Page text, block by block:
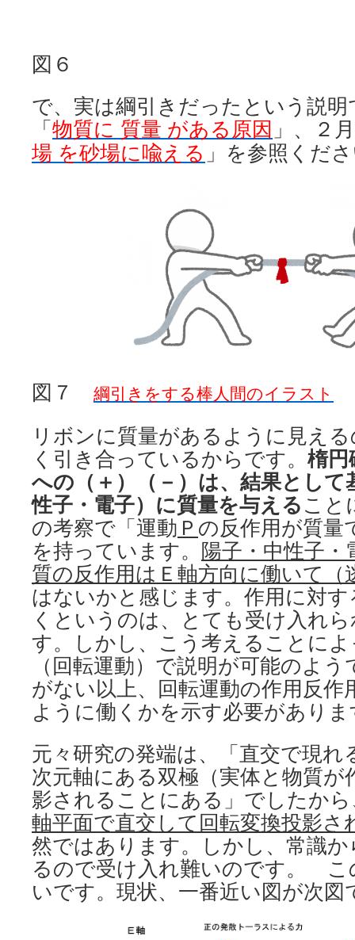
図６
で、実は綱引きだったという説
「 物質に 質量 がある原因 」、２
場 を砂場に喩える 」を参照くだ
図７ 綱引きをする棒人間のイラスト
リボンに質量があるように見え
く引き合っているからです。 楕円
への（＋）（－）は、結果として
性子・電子）に質量を与える こと
の考察で「運動 Ｐ の反作用が質量
を持っています。
陽子・中性子
質の反作用はＥ軸方向に働いて（
はないかと感じます。作用に対
くというのは、とても受け入れ
す。しかし、こう考えることに
（回転運動）で説明が可能のよ
がない以上、回転運動の作用反作
ように働くかを示す必要がありま
元々研究の発端は、「直交で現れ
次元軸にある双極（実体と物質が
影されることにある」でしたから
軸平面で直交して回転変換投影さ
然ではあります。しかし、常識
るので受け入れ難いのです。 こ
いです。現状、一番近い図が次図